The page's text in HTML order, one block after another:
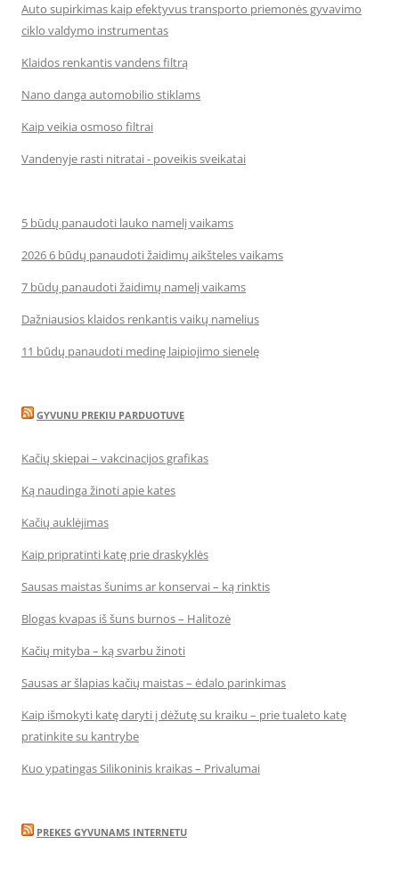
Auto supirkimas kaip efektyvus transporto priemonės gyvavimo
ciklo valdymo instrumentas
Klaidos renkantis vandens filtrą
Nano danga automobilio stiklams
Kaip veikia osmoso filtrai
Vandenyje rasti nitratai - poveikis sveikatai
5 būdų panaudoti lauko namelį vaikams
2026 6 būdų panaudoti žaidimų aikšteles vaikams
7 būdų panaudoti žaidimų namelį vaikams
Dažniausios klaidos renkantis vaikų namelius
11 būdų panaudoti medinę laipiojimo sienelę
GYVUNU PREKIU PARDUOTUVE
Kačių skiepai – vakcinacijos grafikas
Ką naudinga žinoti apie kates
Kačių auklėjimas
Kaip pripratinti katę prie draskyklės
Sausas maistas šunims ar konservai – ką rinktis
Blogas kvapas iš šuns burnos – Halitozė
Kačių mityba – ką svarbu žinoti
Sausas ar šlapias kačių maistas – ėdalo parinkimas
Kaip išmokyti katę daryti į dėžutę su kraiku – prie tualeto katę
pratinkite su kantrybe
Kuo ypatingas Silikoninis kraikas – Privalumai
PREKES GYVUNAMS INTERNETU